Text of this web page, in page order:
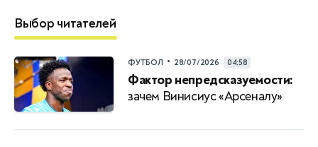
Выбор читателей
ФУТБОЛ • 28/07/2026 04:58
Фактор непредсказуемости:
зачем Винисиус «Арсеналу»